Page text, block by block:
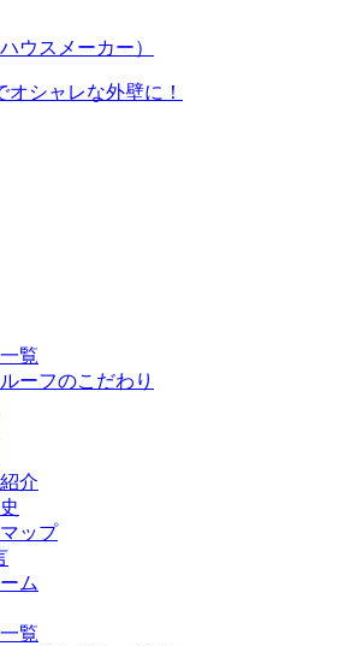
ウスメーカー）
シャレな外壁に！
覧
ーフのこだわり
介
ップ
ム
覧